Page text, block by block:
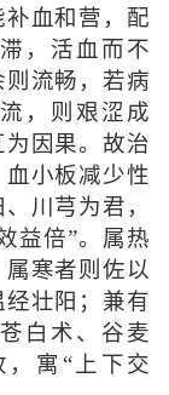
血和营，配
，活血而不
流畅，若病
，则艰涩成
因果。故治
小板减少性
川芎为君，
益倍”。属热
寒者则佐以
壮阳；兼有
白术、谷麦
寓“上下交